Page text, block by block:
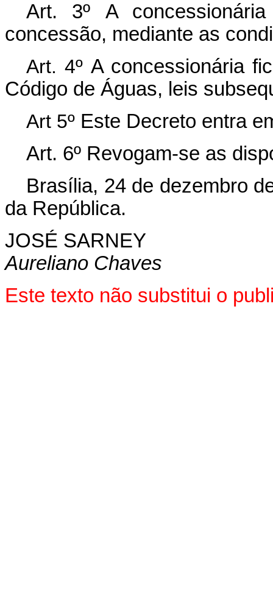
Art. 3º A
concessão, mediante as
Art. 4º A concessionária
Código de Águas, leis
Art 5º Este Decreto entra
Art. 6º Revogam-se as
Brasília, 24 de dezembro
da República.
JOSÉ SARNEY
Aureliano Chaves
Este texto não substitui o